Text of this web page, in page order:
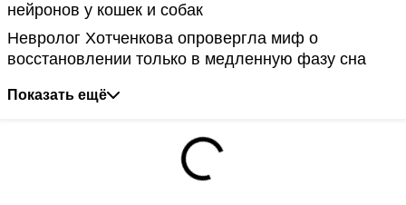
нейронов у кошек и собак
Невролог Хотченкова опровергла миф о
восстановлении только в медленную фазу сна
Показать ещё